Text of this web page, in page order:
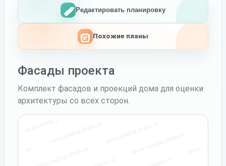
Редактировать планировку
Похожие планы
Фасады проекта
Комплект фасадов и проекций дома для оценки
архитектуры со всех сторон.